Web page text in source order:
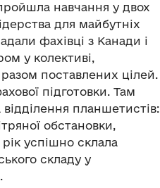
навчання у двох
для майбутніх
фахівці з Канади і
у колективі,
поставлених цілей.
підготовки. Там
планшетистів:
обстановки,
успішно склала
складу у